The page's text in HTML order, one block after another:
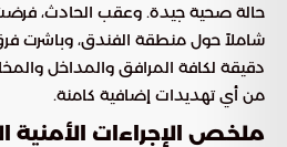
حالة صحية جيدة. وعقب الحادث،
شاملاً حول منطقة الفندق، وباشرت
دقيقة لكافة المرافق والمداخل
من أي تهديدات إضافية كامنة.
ملخص الإجراءات الأمنية